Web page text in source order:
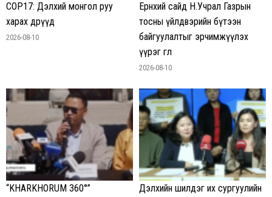
COP17: Дэлхий монгол руу
харах өдрүүд
2026-08-10
Ерөнхий сайд Н.Учрал Газрын
тосны үйлдвэрийн бүтээн
байгуулалтыг эрчимжүүлэх
үүрэг өглөө
2026-08-10
“KHARKHORUM 360°”
Дэлхийн шилдэг их сургуулийн